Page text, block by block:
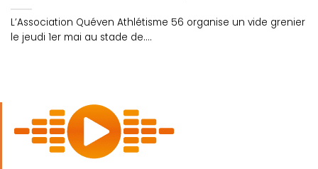
L’Association Quéven Athlétisme 56 organise un vide grenier
le jeudi 1er mai au stade de....